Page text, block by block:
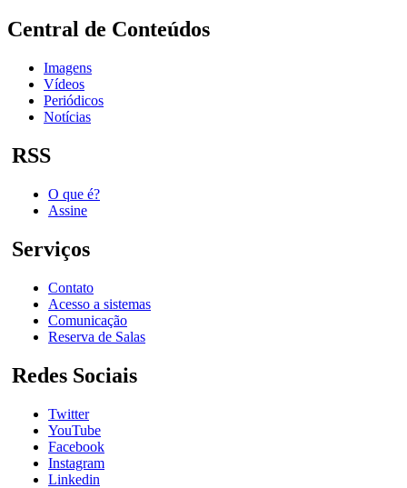
Central de Conteúdos
Imagens
Vídeos
Periódicos
Notícias
RSS
O que é?
Assine
Serviços
Contato
Acesso a sistemas
Comunicação
Reserva de Salas
Redes Sociais
Twitter
YouTube
Facebook
Instagram
Linkedin